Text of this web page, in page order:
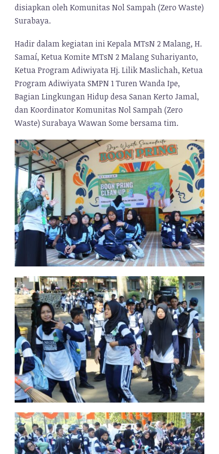
disiapkan oleh Komunitas Nol Sampah (Zero Waste)
Surabaya.
Hadir dalam kegiatan ini Kepala MTsN 2 Malang, H.
Samaí, Ketua Komite MTsN 2 Malang Suhariyanto,
Ketua Program Adiwiyata Hj. Lilik Maslichah, Ketua
Program Adiwiyata SMPN 1 Turen Wanda Ipe,
Bagian Lingkungan Hidup desa Sanan Kerto Jamal,
dan Koordinator Komunitas Nol Sampah (Zero
Waste) Surabaya Wawan Some bersama tim.